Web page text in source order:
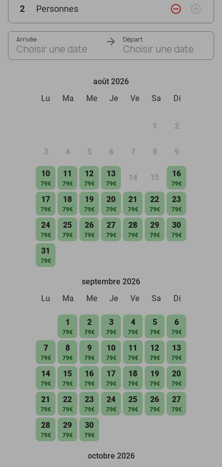
2 Personnes remove_circle_outline add_circle_outline
Arrivée
Choisir une date
Départ
Choisir une date
août 2026
Lu
Ma Me Je Ve Sa Di
1 2
3 4 5 6 7 8 9
10
79€
11
79€
12
79€
13
79€
14 15 16
79€
17
79€
18
79€
19
79€
20
79€
21
79€
22
79€
23
79€
24
79€
25
79€
26
79€
27
79€
28
79€
29
79€
30
79€
31
79€
septembre 2026
Lu
Ma Me Je Ve Sa Di
1
79€
2
79€
3
79€
4
79€
5
79€
6
79€
7
79€
8
79€
9
79€
10
79€
11
79€
12
79€
13
79€
14
79€
15
79€
16
79€
17
79€
18
79€
19
79€
20
79€
21
79€
22
79€
23
79€
24
79€
25
79€
26
79€
27
79€
28
79€
29
79€
30
79€
octobre 2026